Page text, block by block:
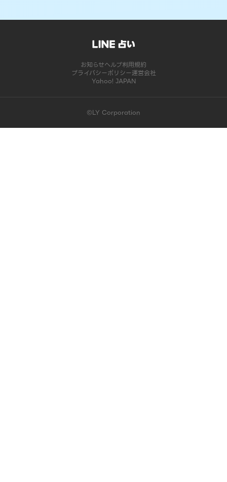
お知らせヘルプ利用規約
プライバシーポリシー運営会社
Yahoo! JAPAN
©LY Corporation
このコンテンツは掲載が終了しました | LINE占い